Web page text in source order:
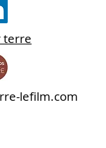
terre
lefilm.com